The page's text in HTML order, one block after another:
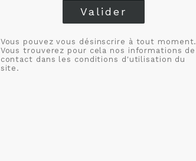
Valider
Vous pouvez vous désinscrire à tout moment.
Vous trouverez pour cela nos informations de
contact dans les conditions d'utilisation du
site.